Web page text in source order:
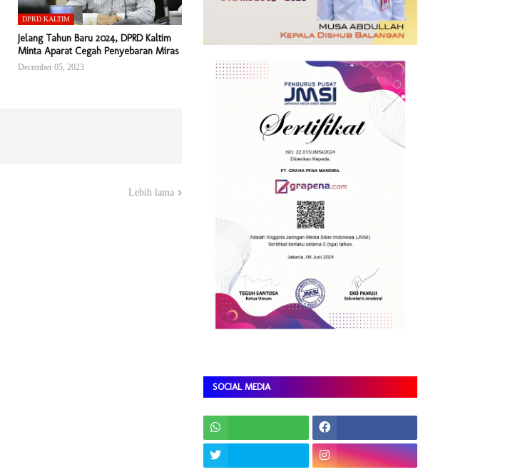
DPRD KALTIM
Jelang Tahun Baru 2024, DPRD Kaltim
Minta Aparat Cegah Penyebaran Miras
December 05, 2023
Lebih lama
SOCIAL MEDIA